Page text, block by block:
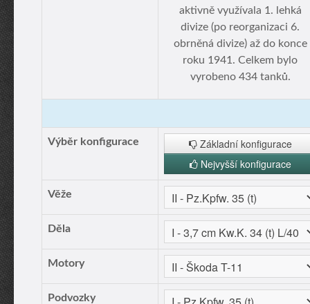
aktivně využívala 1. lehká
divize (po reorganizaci 6.
obrněná divize) až do konce
roku 1941. Celkem bylo
vyrobeno 434 tanků.
Výběr konfigurace
Základní konfigurace
Nejvyšší konfigurace
Věže
Děla
Motory
Podvozky